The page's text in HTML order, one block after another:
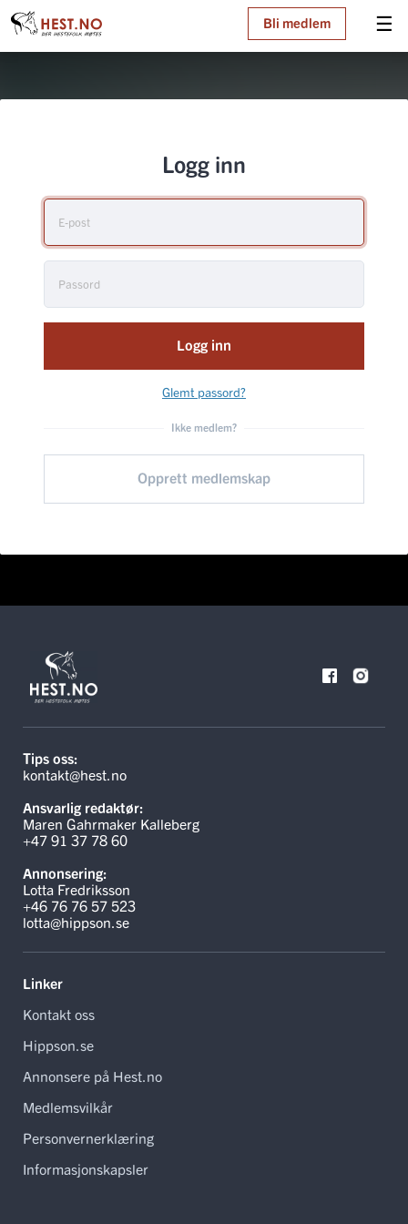
☰
Bli medlem
Logg inn
Logg inn
Glemt passord?
Ikke medlem?
Opprett medlemskap
Tips oss:
kontakt@hest.no
Ansvarlig redaktør:
Maren Gahrmaker Kalleberg
+47 91 37 78 60
Annonsering:
Lotta Fredriksson
+46 76 76 57 523
lotta@hippson.se
Linker
Kontakt oss
Hippson.se
Annonsere på Hest.no
Medlemsvilkår
Personvernerklæring
Informasjonskapsler